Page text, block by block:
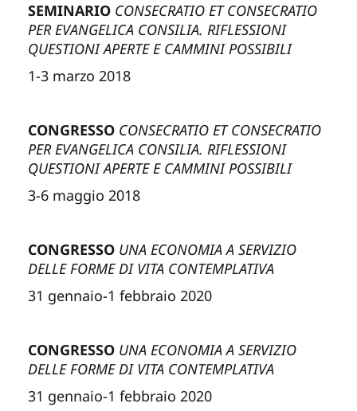
SEMINARIO CONSECRATIO ET CONSECRATIO
PER EVANGELICA CONSILIA. RIFLESSIONI
QUESTIONI APERTE E CAMMINI POSSIBILI
1-3 marzo 2018
CONGRESSO CONSECRATIO ET CONSECRATIO
PER EVANGELICA CONSILIA. RIFLESSIONI
QUESTIONI APERTE E CAMMINI POSSIBILI
3-6 maggio 2018
CONGRESSO UNA ECONOMIA A SERVIZIO
DELLE FORME DI VITA CONTEMPLATIVA
31 gennaio-1 febbraio 2020
CONGRESSO UNA ECONOMIA A SERVIZIO
DELLE FORME DI VITA CONTEMPLATIVA
31 gennaio-1 febbraio 2020